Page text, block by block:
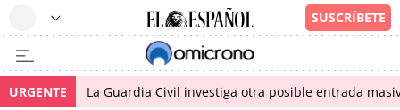
URGENTE La Guardia Civil investiga otra posible entrada